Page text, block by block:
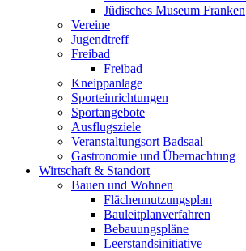
Jüdisches Museum Franken
Vereine
Jugendtreff
Freibad
Freibad
Kneippanlage
Sporteinrichtungen
Sportangebote
Ausflugsziele
Veranstaltungsort Badsaal
Gastronomie und Übernachtung
Wirtschaft & Standort
Bauen und Wohnen
Flächennutzungsplan
Bauleitplanverfahren
Bebauungspläne
Leerstandsinitiative